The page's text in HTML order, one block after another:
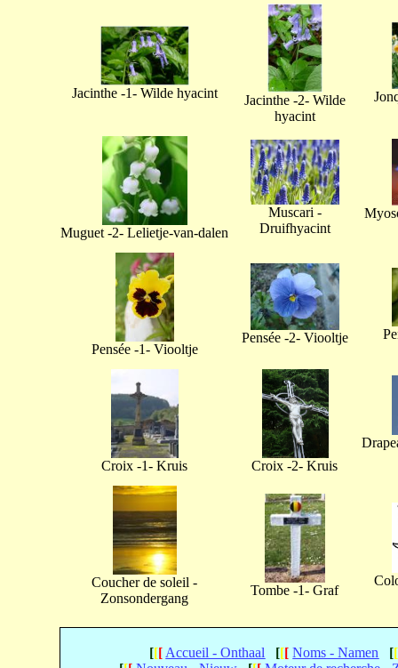
Jacinthe -1- Wilde hyacint
Jacinthe -2- Wilde
hyacint
Muguet -2- Lelietje-van-dalen
Muscari -
Druifhyacint
Pensée -1- Viooltje
Pensée -2- Viooltje
Croix -1- Kruis Croix -2- Kruis
Coucher de soleil -
Zonsondergang
Tombe -1- Graf
[[[ Accueil - Onthaal [[[ Noms - Namen [[